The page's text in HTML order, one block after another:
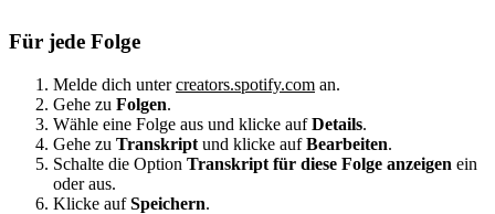
Für jede Folge
Melde dich untercreators.spotify.com an.
Gehe zu Folgen.
Wähle eine Folge aus und klicke aufDetails.
Gehe zu Transkript und klicke aufBearbeiten.
Schalte die Option Transkript für diese Folge anzeigen ein
oder aus.
Klicke aufSpeichern.